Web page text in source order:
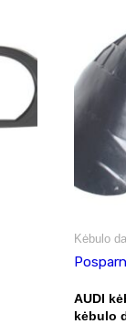
Kėbulo
AUDI
kėbulo